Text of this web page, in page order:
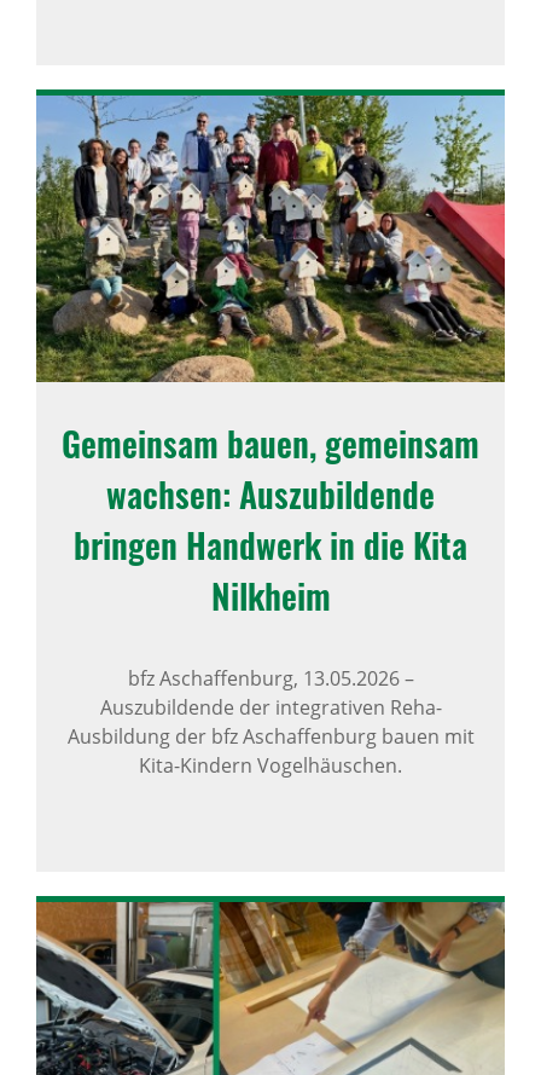
Gemeinsam bauen, gemeinsam
wachsen: Auszu­bil­dende
bringen Hand­werk in die Kita
Nilk­heim
bfz Aschaffenburg, 13.05.2026–
Auszubildende der integrativen Reha-
Ausbildung der bfz Aschaffenburg bauen mit
Kita-Kindern Vogelhäuschen.